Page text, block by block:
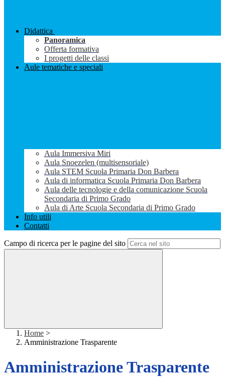
Didattica
Panoramica
Offerta formativa
I progetti delle classi
Aule tematiche e speciali
Aula Immersiva Miri
Aula Snoezelen (multisensoriale)
Aula STEM Scuola Primaria Don Barbera
Aula di informatica Scuola Primaria Don Barbera
Aula delle tecnologie e della comunicazione Scuola
Secondaria di Primo Grado
Aula di Arte Scuola Secondaria di Primo Grado
Info utili
Contatti
Campo di ricerca per le pagine del sito
Home >
Amministrazione Trasparente
Amministrazione Trasparente